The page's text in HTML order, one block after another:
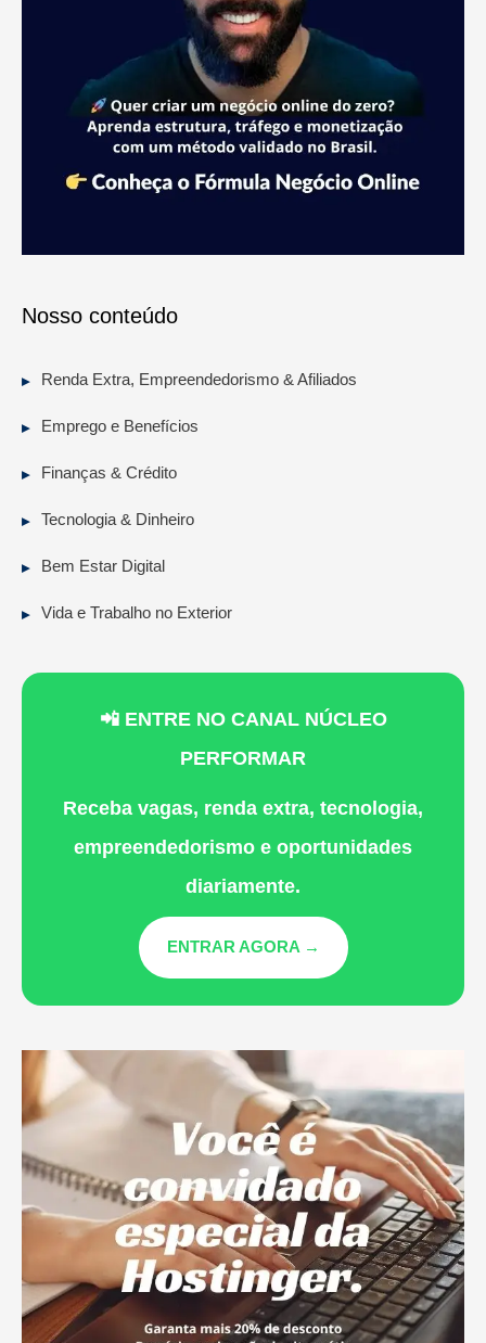
Nosso conteúdo
Renda Extra, Empreendedorismo & Afiliados
Emprego e Benefícios
Finanças & Crédito
Tecnologia & Dinheiro
Bem Estar Digital
Vida e Trabalho no Exterior
📲 ENTRE NO CANAL NÚCLEO
PERFORMAR
Receba vagas, renda extra, tecnologia,
empreendedorismo e oportunidades
diariamente.
ENTRAR AGORA →